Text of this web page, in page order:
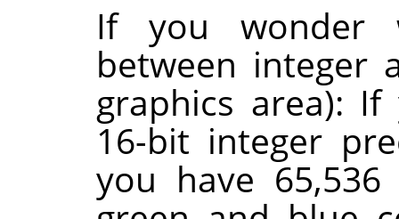
If you wonder
between integer
graphics area):
16-bit integer
you have